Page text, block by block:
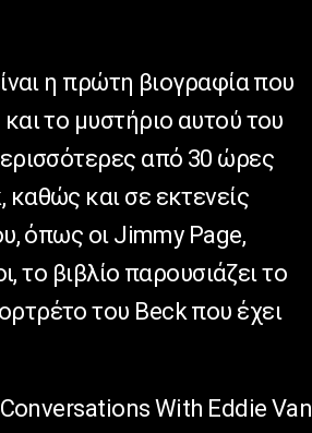
η πρώτη βιογραφία που
το μυστήριο αυτού του
από 30 ώρες
, καθώς και σε εκτενείς
όπως οιJimmy Page,
το βιβλίο παρουσιάζει το
του Beckπου έχει
Conversations With Eddie Van